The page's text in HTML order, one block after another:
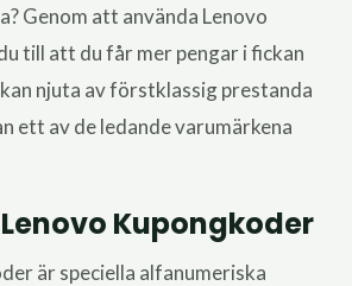
Genom att använda Lenovo
till att du får mer pengar i fickan
njuta av förstklassig prestanda
ett av de ledande varumärkena
Kupongkoder
är speciella alfanumeriska